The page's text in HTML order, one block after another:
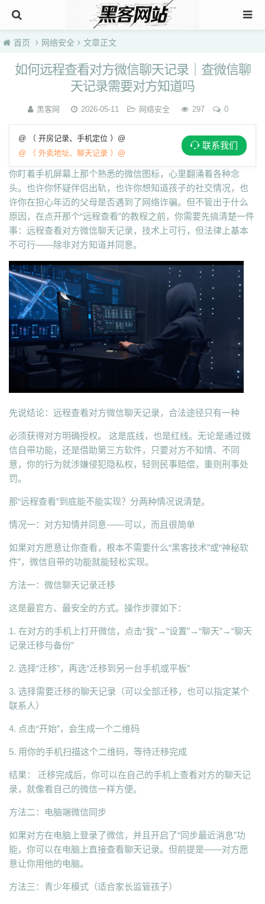
首页 网络安全 文章正文
如何远程查看对方微信聊天记录｜查微信聊
天记录需要对方知道吗
黑客网 2026-05-11 网络安全 297 0
@ （ 开房记录、手机定位 ）@
@ （ 外卖地址、聊天记录 ）@
联系我们
你盯着手机屏幕上那个熟悉的微信图标，心里翻涌着各种念
头。也许你怀疑伴侣出轨，也许你想知道孩子的社交情况，也
许你在担心年迈的父母是否遇到了网络诈骗。但不管出于什么
原因，在点开那个“远程查看”的教程之前，你需要先搞清楚一件
事：远程查看对方微信聊天记录，技术上可行，但法律上基本
不可行——除非对方知道并同意。
先说结论：远程查看对方微信聊天记录，合法途径只有一种
必须获得对方明确授权。 这是底线，也是红线。无论是通过微
信自带功能，还是借助第三方软件，只要对方不知情、不同
意，你的行为就涉嫌侵犯隐私权，轻则民事赔偿，重则刑事处
罚。
那“远程查看”到底能不能实现？分两种情况说清楚。
情况一：对方知情并同意——可以，而且很简单
如果对方愿意让你查看，根本不需要什么“黑客技术”或“神秘软
件”，微信自带的功能就能轻松实现。
方法一：微信聊天记录迁移
这是最官方、最安全的方式。操作步骤如下：
1. 在对方的手机上打开微信，点击“我”→“设置”→“聊天”→“聊天
记录迁移与备份”
2. 选择“迁移”，再选“迁移到另一台手机或平板”
3. 选择需要迁移的聊天记录（可以全部迁移，也可以指定某个
联系人）
4. 点击“开始”，会生成一个二维码
5. 用你的手机扫描这个二维码，等待迁移完成
结果： 迁移完成后，你可以在自己的手机上查看对方的聊天记
录，就像看自己的微信一样方便。
方法二：电脑端微信同步
如果对方在电脑上登录了微信，并且开启了“同步最近消息”功
能，你可以在电脑上直接查看聊天记录。但前提是——对方愿
意让你用他的电脑。
方法三：青少年模式（适合家长监管孩子）